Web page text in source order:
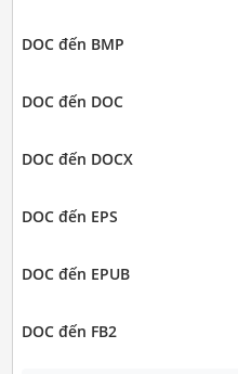
DOC đến BMP
DOC đến DOC
DOC đến DOCX
DOC đến EPS
DOC đến EPUB
DOC đến FB2